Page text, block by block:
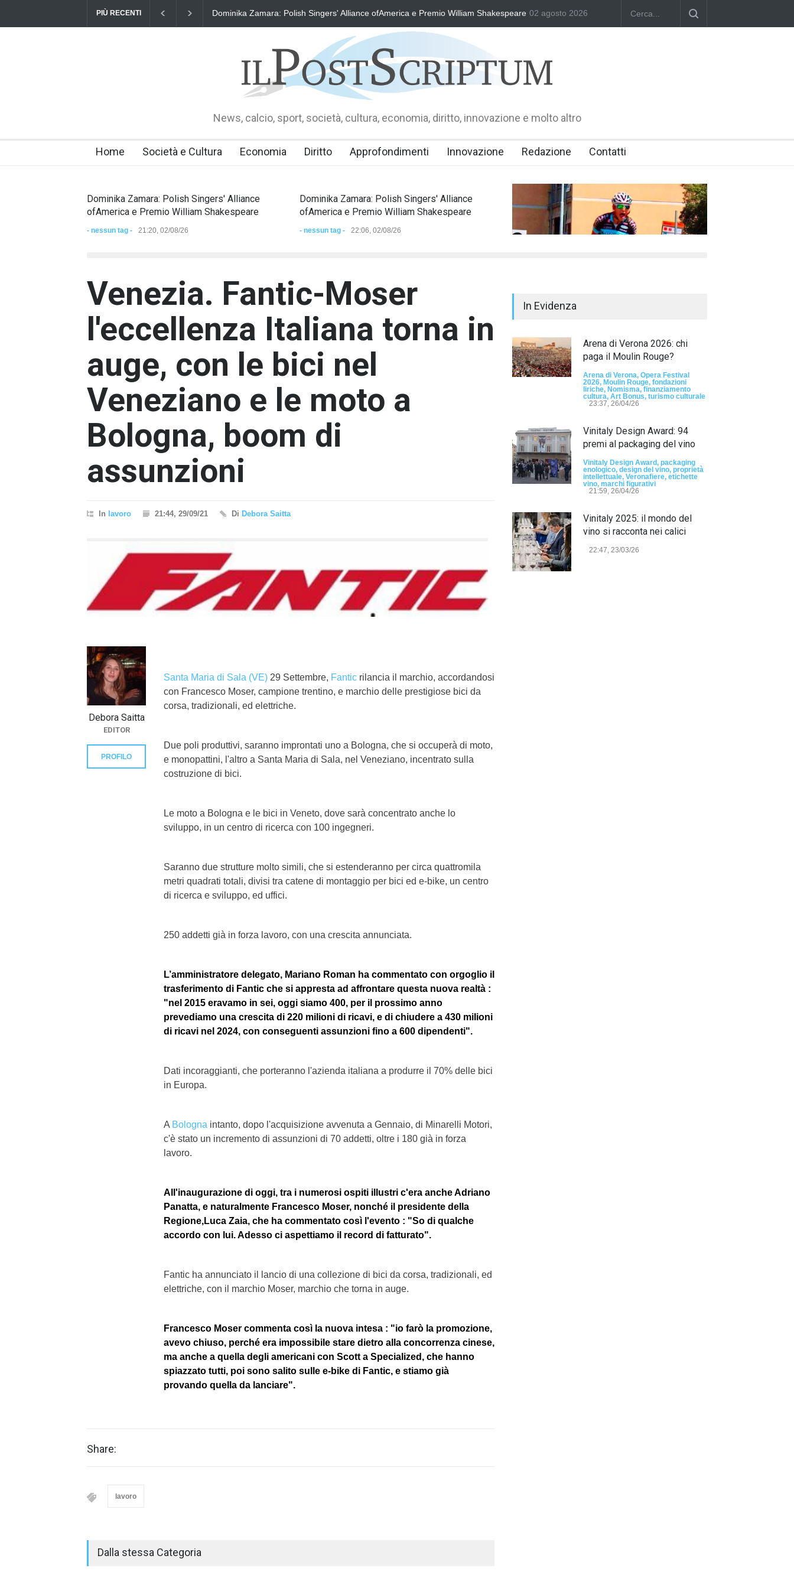
PIÙ RECENTI Dominika Zamara: Polish Singers' Alliance ofAmerica e Premio William Shakespeare Dominika Zamara: Polish Singers' Alliance ofAmerica e Premio William
02 agosto 2026
News, calcio, sport, società, cultura, economia, diritto, innovazione e molto altro
Home Società e Cultura Economia Diritto Approfondimenti Innovazione Redazione Contatti
Dominika Zamara: Polish Singers' Alliance
ofAmerica e Premio William Shakespeare
- nessun tag - 21:20, 02/08/26
Dominika Zamara: Polish Singers' Alliance
ofAmerica e Premio William Shakespeare
- nessun tag - 22:06, 02/08/26
"Il Passaporto di Fausto Angelo Coppi" il
Premio Internazionale, dedicato a Giovanni
- nessun tag - 23:24, 24/07/26
Venezia. Fantic-Moser
l'eccellenza Italiana torna in
auge, con le bici nel
Veneziano e le moto a
Bologna, boom di
assunzioni
In lavoro 21:44, 29/09/21 Di Debora Saitta
Santa Maria di Sala (VE) 29 Settembre, Fantic rilancia il marchio, accordandosi
con Francesco Moser, campione trentino, e marchio delle prestigiose bici da
corsa, tradizionali, ed elettriche.
Due poli produttivi, saranno improntati uno a Bologna, che si occuperà di moto,
e monopattini, l'altro a Santa Maria di Sala, nel Veneziano, incentrato sulla
costruzione di bici.
Le moto a Bologna e le bici in Veneto, dove sarà concentrato anche lo
sviluppo, in un centro di ricerca con 100 ingegneri.
Saranno due strutture molto simili, che si estenderanno per circa quattromila
metri quadrati totali, divisi tra catene di montaggio per bici ed e-bike, un centro
di ricerca e sviluppo, ed uffici.
250 addetti già in forza lavoro, con una crescita annunciata.
L’amministratore delegato, Mariano Roman ha commentato con orgoglio il
trasferimento di Fantic che si appresta ad affrontare questa nuova realtà :
"nel 2015 eravamo in sei, oggi siamo 400, per il prossimo anno
prevediamo una crescita di 220 milioni di ricavi, e di chiudere a 430 milioni
di ricavi nel 2024, con conseguenti assunzioni fino a 600 dipendenti".
Dati incoraggianti, che porteranno l'azienda italiana a produrre il 70% delle bici
in Europa.
A Bologna intanto, dopo l'acquisizione avvenuta a Gennaio, di Minarelli Motori,
c'è stato un incremento di assunzioni di 70 addetti, oltre i 180 già in forza
lavoro.
All'inaugurazione di oggi, tra i numerosi ospiti illustri c'era anche Adriano
Panatta, e naturalmente Francesco Moser, nonché il presidente della
Regione,Luca Zaia, che ha commentato così l'evento : "So di qualche
accordo con lui. Adesso ci aspettiamo il record di fatturato".
Fantic ha annunciato il lancio di una collezione di bici da corsa, tradizionali, ed
elettriche, con il marchio Moser, marchio che torna in auge.
Francesco Moser commenta così la nuova intesa : "io farò la promozione,
avevo chiuso, perché era impossibile stare dietro alla concorrenza cinese,
ma anche a quella degli americani con Scott a Specialized, che hanno
spiazzato tutti, poi sono salito sulle e-bike di Fantic, e stiamo già
provando quella da lanciare".
Debora Saitta
EDITOR
PROFILO
Share:
lavoro
Dalla stessa Categoria
In Evidenza
Arena di Verona 2026: chi
paga il Moulin Rouge?
Arena di Verona, Opera Festival
2026, Moulin Rouge, fondazioni
liriche, Nomisma, finanziamento
cultura, Art Bonus, turismo culturale
23:37, 26/04/26
Vinitaly Design Award: 94
premi al packaging del vino
Vinitaly Design Award, packaging
enologico, design del vino, proprietà
intellettuale, Veronafiere, etichette
vino, marchi figurativi
21:59, 26/04/26
Vinitaly 2025: il mondo del
vino si racconta nei calici
22:47, 23/03/26